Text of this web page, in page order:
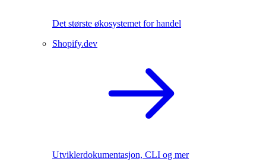
Det største økosystemet for handel
Shopify.dev
Utviklerdokumentasjon, CLI og mer